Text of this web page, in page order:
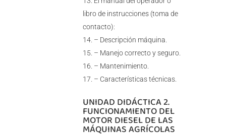
libro de instrucciones (toma de
contacto):
– Descripción máquina.
– Manejo correcto y seguro.
– Mantenimiento.
– Características técnicas.
UNIDAD DIDÁCTICA 2.
FUNCIONAMIENTO DEL
MOTOR DIESEL DE LAS
MÁQUINAS AGRÍCOLAS